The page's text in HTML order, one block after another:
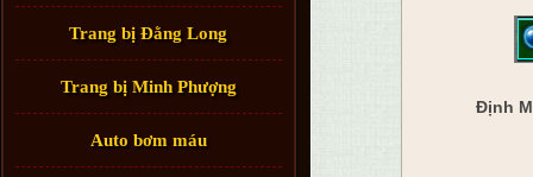
Trang bị Đằng Long
Trang bị Minh Phượng
Auto bơm máu
Định